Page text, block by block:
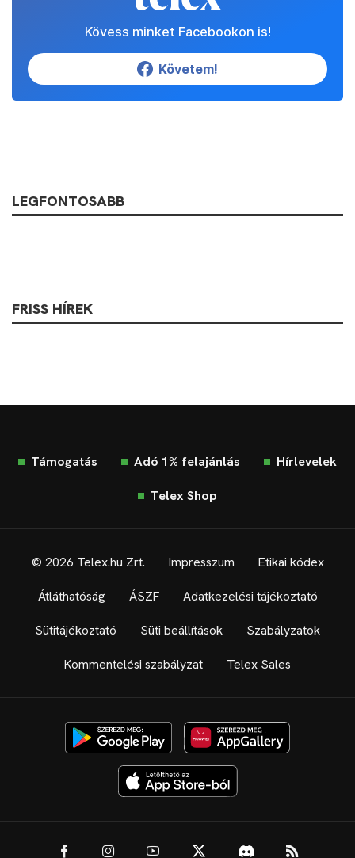
Kövess minket Facebookon is!
Követem!
LEGFONTOSABB
FRISS HÍREK
Támogatás Adó 1% felajánlás Hírlevelek
Telex Shop
© 2026 Telex.hu Zrt. Impresszum Etikai kódex
Átláthatóság ÁSZF Adatkezelési tájékoztató
Sütitájékoztató Süti beállítások Szabályzatok
Kommentelési szabályzat Telex Sales